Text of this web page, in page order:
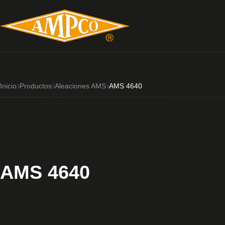
Inicio Productos Aleaciones AMS AMS 4640
AMS 4640